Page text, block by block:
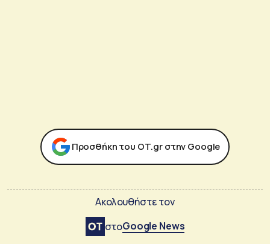
Προσθήκη του ΟΤ.gr στην Google
Ακολουθήστε τον
στοGoogle News